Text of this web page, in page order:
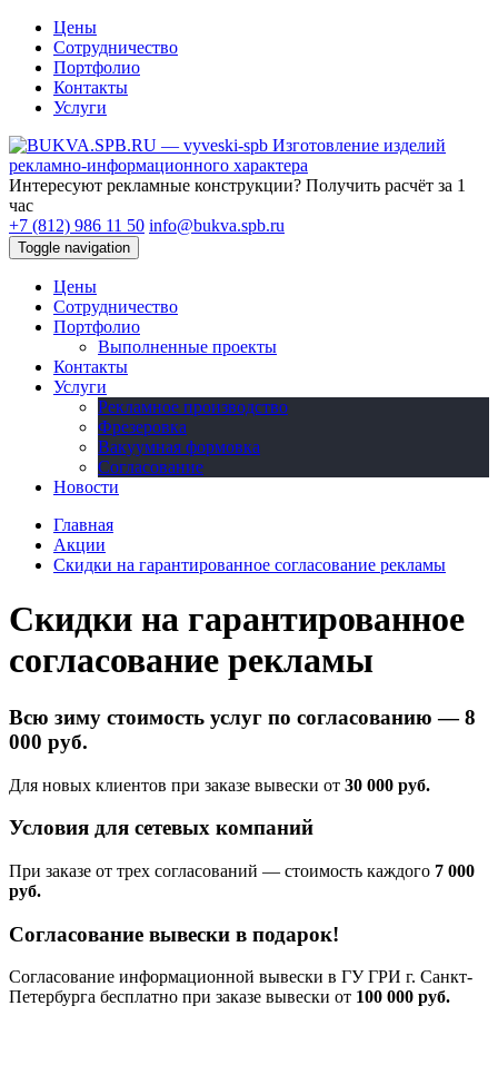
Цены
Сотрудничество
Портфолио
Контакты
Услуги
Изготовление изделий
рекламно-информационного характера
Интересуют рекламные конструкции? Получить расчёт за 1
час
+7 (812) 986 11 50 info@bukva.spb.ru
Toggle navigation
Цены
Сотрудничество
Портфолио
Выполненные проекты
Контакты
Услуги
Рекламное производство
Фрезеровка
Вакуумная формовка
Согласование
Новости
Главная
Акции
Cкидки на гарантированное согласование рекламы
Cкидки на гарантированное
согласование рекламы
Всю зиму стоимость услуг по согласованию —8
000 руб.
Для новых клиентов при заказе вывески от 30 000 руб.
Условия для сетевых компаний
При заказе от трех согласований — стоимость каждого 7 000
руб.
Согласование вывески в подарок!
Согласование информационной вывески в ГУ ГРИ г. Санкт-
Петербурга бесплатно при заказе вывески от 100 000 руб.